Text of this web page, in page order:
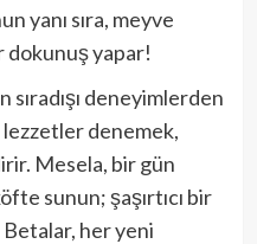
yanı sıra, meyve
dokunuş yapar!
sıradışı deneyimlerden
lezzetler denemek,
Mesela, bir gün
sunun; şaşırtıcı bir
her yeni